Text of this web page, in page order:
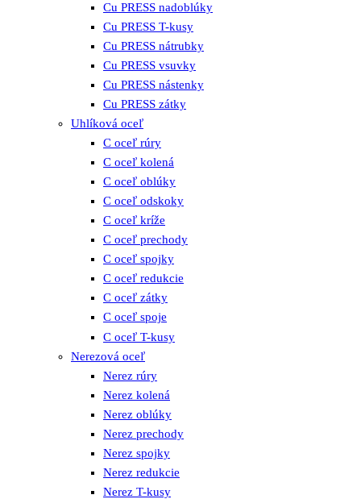
Cu PRESS nadoblúky
Cu PRESS T-kusy
Cu PRESS nátrubky
Cu PRESS vsuvky
Cu PRESS nástenky
Cu PRESS zátky
Uhlíková oceľ
C oceľ rúry
C oceľ kolená
C oceľ oblúky
C oceľ odskoky
C oceľ kríže
C oceľ prechody
C oceľ spojky
C oceľ redukcie
C oceľ zátky
C oceľ spoje
C oceľ T-kusy
Nerezová oceľ
Nerez rúry
Nerez kolená
Nerez oblúky
Nerez prechody
Nerez spojky
Nerez redukcie
Nerez T-kusy